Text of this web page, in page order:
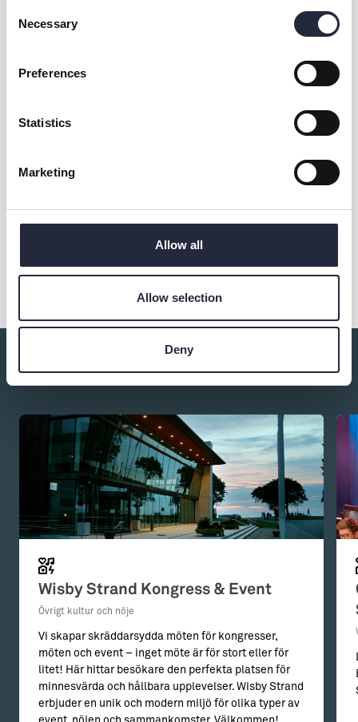
Selection
Necessary
Preferences
Statistics
Marketing
Allow all
Allow selection
Deny
Kontakt & öppettider
Eventet arrangeras av
Du kanske också är intresserad av:
Wisby Strand Kongress & Event
Övrigt kultur och nöje
Vi skapar skräddarsydda möten för kongresser,
möten och event – inget möte är för stort eller för
litet! Här hittar besökare den perfekta platsen för
minnesvärda och hållbara upplevelser. Wisby Strand
erbjuder en unik och modern miljö för olika typer av